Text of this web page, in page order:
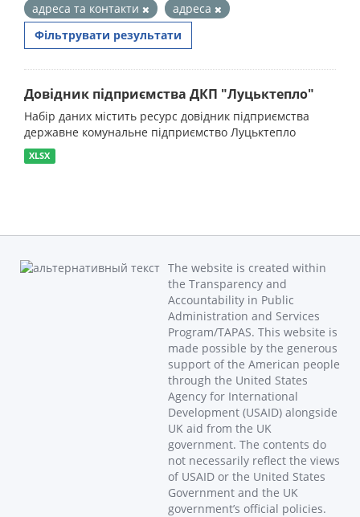
адреса та контакти
адреса
Фільтрувати результати
Довідник підприємства ДКП "Луцьктепло"
Набір даних містить ресурс довідник підприємства
державне комунальне підприємство Луцьктепло
XLSX
The website is created within
the Transparency and
Accountability in Public
Administration and Services
Program/TAPAS. This website is
made possible by the generous
support of the American people
through the United States
Agency for International
Development (USAID) alongside
UK aid from the UK
government. The contents do
not necessarily reflect the views
of USAID or the United States
Government and the UK
government’s official policies.